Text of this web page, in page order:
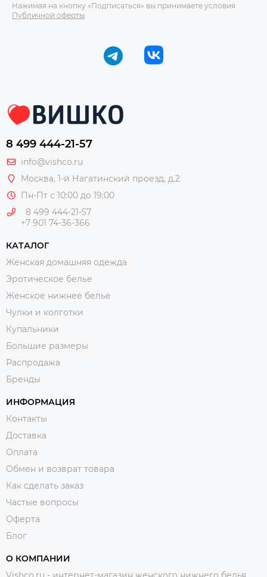
Нажимая на кнопку «Подписаться» вы принимаете условия
Публичной оферты
8 499 444-21-57
info@vishco.ru
Москва, 1-й Нагатинский проезд, д.2
Пн-Пт с 10:00 до 19:00
8 499 444-21-57
+7 901 74-36-366
КАТАЛОГ
Женская домашняя одежда
Эротическое белье
Женское нижнее белье
Чулки и колготки
Купальники
Большие размеры
Распродажа
Бренды
ИНФОРМАЦИЯ
Контакты
Доставка
Оплата
Обмен и возврат товара
Как сделать заказ
Частые вопросы
Оферта
Блог
О КОМПАНИИ